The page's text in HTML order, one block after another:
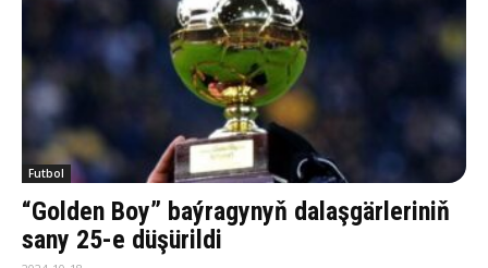
Futbol
“Golden Boy” baýragynyň dalaşgärleriniň
sany 25-e düşürildi